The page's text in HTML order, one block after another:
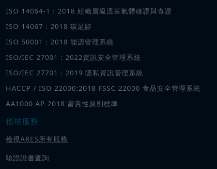
ISO 14064-1：2018 組織層級溫室氣體確證與查證
ISO 14067：2018 碳足跡
ISO 50001：2018 能源管理系統
ISO/IEC 27001：2022資訊安全管理系統
ISO/IEC 27701：2019 隱私資訊管理系統
HACCP / ISO 22000:2018 FSSC 22000 食品安全管理系統
AA1000 AP 2018 當責性原則標準
稽核服務
檢視ARES所有服務
驗證證書查詢